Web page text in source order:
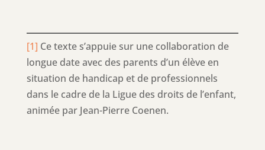
[1] Ce texte s’appuie sur une collaboration de
longue date avec des parents d’un élève en
situation de handicap et de professionnels
dans le cadre de la Ligue des droits de l’enfant,
animée par Jean-Pierre Coenen.